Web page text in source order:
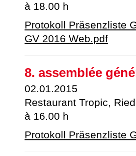
à 18.00 h
Protokoll Präsenzliste
GV 2016 Web.pdf
8. assemblée
02.01.2015
Restaurant Tropic,
à 16.00 h
Protokoll Präsenzliste